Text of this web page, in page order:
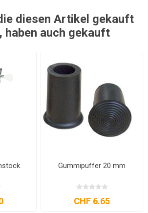
diesen Artikel gekauft
haben auch gekauft
Gummipuffer 20 mm
CHF 6.65